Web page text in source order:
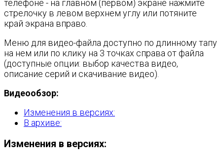
телефоне - на главном (первом) экране нажмите
стрелочку в левом верхнем углу или потяните
край экрана вправо.
Меню для видео-файла доступно по длинному тапу
на нем или по клику на 3 точках справа от файла
(доступные опции: выбор качества видео,
описание серий и скачивание видео).
Видеообзор:
Изменения в версиях:
В архиве:
Изменения в версиях: